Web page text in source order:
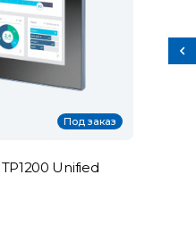
Под заказ
Unified